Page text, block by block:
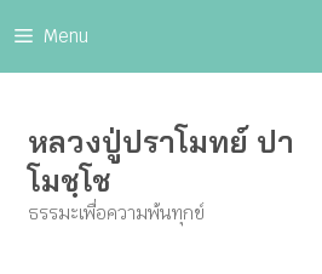
Menu
หลวงปู่ปราโมทย์ ปา
โมชฺโช
ธรรมะเพื่อความพ้นทุกข์